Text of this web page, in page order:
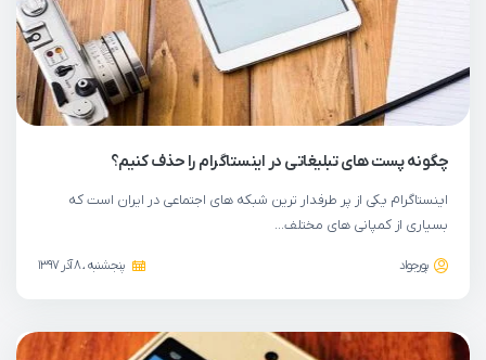
چگونه پست های تبلیغاتی در اینستاگرام را حذف کنیم؟
اینستاگرام یکی از پر طرفدار ترین شبکه های اجتماعی در ایران است که
بسیاری از کمپانی های مختلف…
پورجواد پنجشنبه ، 8 آذر 1397